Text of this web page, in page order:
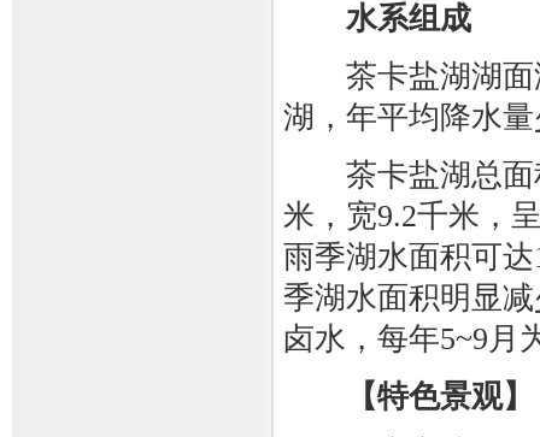
水系组成
茶卡盐湖湖面
湖，年平均降水
茶卡盐湖总面积
米，宽9.2千米，
雨季湖水面积可
季湖水面积明显
卤水，每年5~9月
【特色景观】